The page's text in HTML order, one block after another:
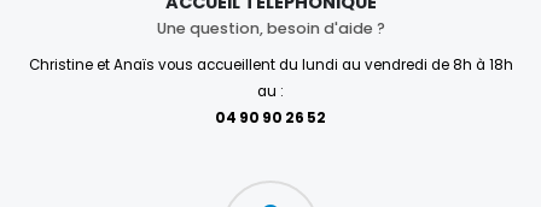
Une question, besoin d'aide ?
Christine et Anaïs vous accueillent du lundi au vendredi de 8h à 18h
au :
04 90 90 26 52